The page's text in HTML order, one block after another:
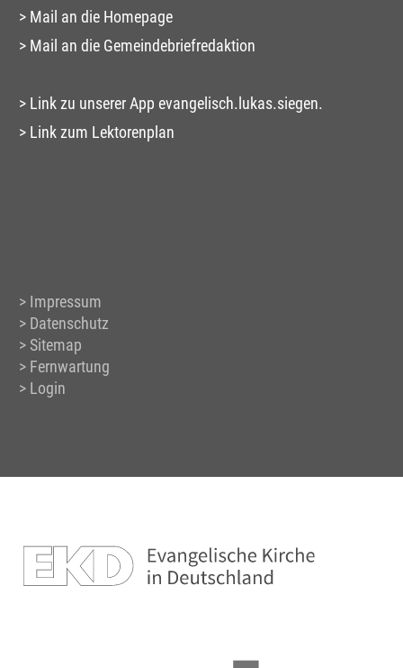
Mail an die Homepage
Mail an die Gemeindebriefredaktion
Link zu unserer App evangelisch.lukas.siegen.
Link zum Lektorenplan
Impressum
Datenschutz
Sitemap
Fernwartung
Login